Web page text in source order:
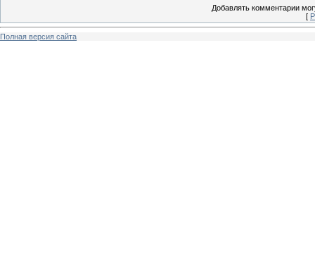
Добавлять комментарии
[
Полная версия сайта